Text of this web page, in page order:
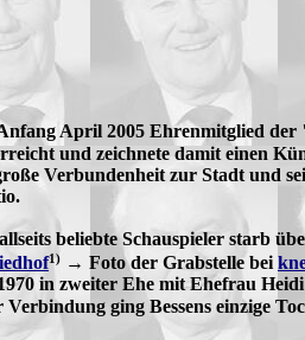
April 2005 Ehrenmitglied der
und zeichnete damit einen
Verbundenheit zur Stadt und
beliebte Schauspieler starb
1) → Foto der Grabstelle bei
in zweiter Ehe mit Ehefrau
Verbindung ging Bessens einzige